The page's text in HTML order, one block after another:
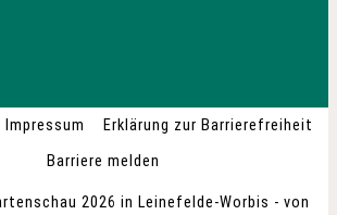
2026 in Leinefelde-Worbis - von
Impressum
Erklärung zur Barrierefreiheit
Barriere melden